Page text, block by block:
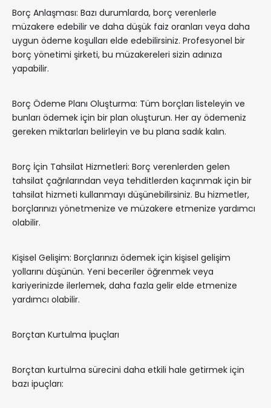
Borç Anlaşması: Bazı durumlarda, borç verenlerle
müzakere edebilir ve daha düşük faiz oranları veya daha
uygun ödeme koşulları elde edebilirsiniz. Profesyonel bir
borç yönetimi şirketi, bu müzakereleri sizin adınıza
yapabilir.
Borç Ödeme Planı Oluşturma: Tüm borçları listeleyin ve
bunları ödemek için bir plan oluşturun. Her ay ödemeniz
gereken miktarları belirleyin ve bu plana sadık kalın.
Borç İçin Tahsilat Hizmetleri: Borç verenlerden gelen
tahsilat çağrılarından veya tehditlerden kaçınmak için bir
tahsilat hizmeti kullanmayı düşünebilirsiniz. Bu hizmetler,
borçlarınızı yönetmenize ve müzakere etmenize yardımcı
olabilir.
Kişisel Gelişim: Borçlarınızı ödemek için kişisel gelişim
yollarını düşünün. Yeni beceriler öğrenmek veya
kariyerinizde ilerlemek, daha fazla gelir elde etmenize
yardımcı olabilir.
Borçtan Kurtulma İpuçları
Borçtan kurtulma sürecini daha etkili hale getirmek için
bazı ipuçları: